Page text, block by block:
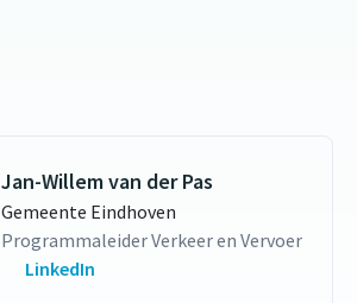
Jan-Willem van der Pas
Gemeente Eindhoven
Programmaleider Verkeer en Vervoer
LinkedIn